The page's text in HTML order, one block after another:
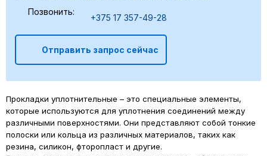
Позвонить:
+375 17 357-49-28
Отправить запрос сейчас
Прокладки уплотнительные – это специальные элементы,
которые используются для уплотнения соединений между
различными поверхностями. Они представляют собой тонкие
полоски или кольца из различных материалов, таких как
резина, силикон, фторопласт и другие.